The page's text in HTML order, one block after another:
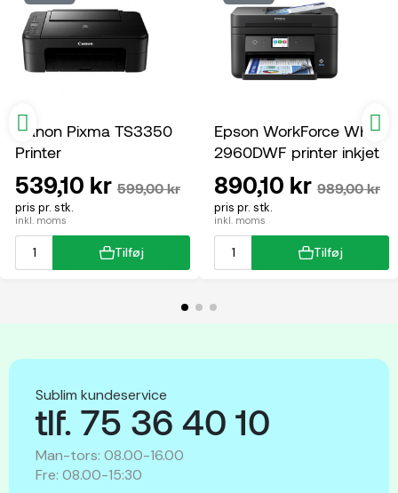
Canon Pixma TS3350
Printer
pris pr. stk.
inkl. moms
539,10 kr 599,00 kr
Tilføj
Epson WorkForce WF-
2960DWF printer inkjet
multifunktion
pris pr. stk.
inkl. moms
890,10 kr 989,00 kr
Tilføj
Sublim kundeservice
tlf. 75 36 40 10
Man-tors: 08.00-16.00
Fre: 08.00-15:30